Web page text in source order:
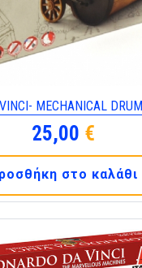
MECHANICAL DRUM
25,00 €
στο καλάθι